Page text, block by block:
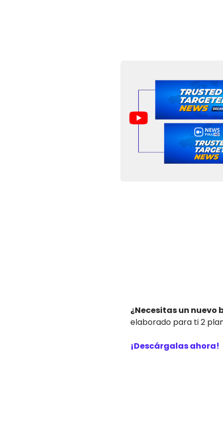
¿Necesitas un nuevo
elaborado para ti 2
¡Descárgalas ahora!